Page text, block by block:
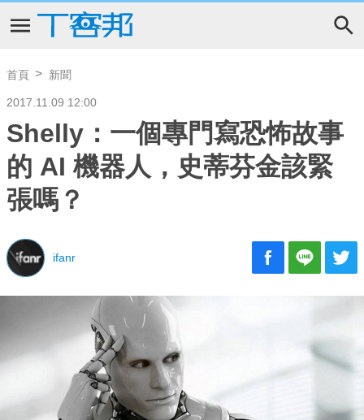
首頁 新聞
2017.11.09 12:00
Shelly：一個專門寫恐怖故事
的 AI 機器人，史蒂芬金該緊
張嗎？
ifanr